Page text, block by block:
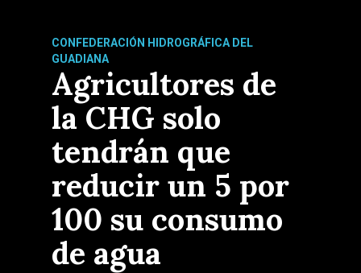
CONFEDERACIÓN HIDROGRÁFICA DEL
GUADIANA
Agricultores de
la CHG solo
tendrán que
reducir un 5 por
100 su consumo
de agua